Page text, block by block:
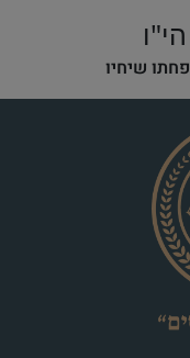
שיחיו